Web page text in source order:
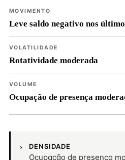
MOVIMENTO
Leve saldo negativo nos
VOLATILIDADE
Rotatividade moderada
VOLUME
Ocupação de presença
DENSIDADE
Ocupação de presença